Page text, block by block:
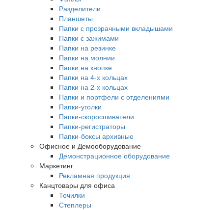
Разделители
Планшеты
Папки с прозрачными вкладышами
Папки с зажимами
Папки на резинке
Папки на молнии
Папки на кнопке
Папки на 4-х кольцах
Папки на 2-х кольцах
Папки и портфели с отделениями
Папки-уголки
Папки-скоросшиватели
Папки-регистраторы
Папки-боксы архивные
Офисное и Демооборудование
Демонстрационное оборудование
Маркетинг
Рекламная продукция
Канцтовары для офиса
Точилки
Степлеры